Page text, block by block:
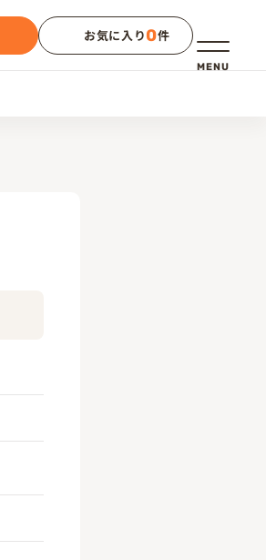
メニュー
MENU
お気に入り0件